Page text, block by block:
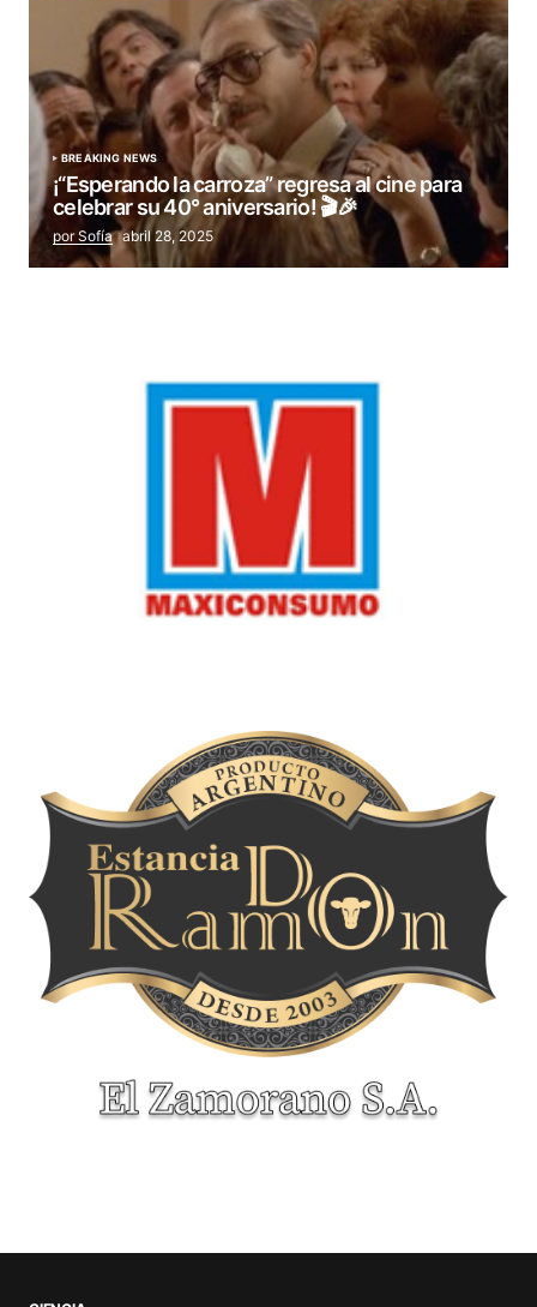
BREAKING NEWS
¡“Esperando la carroza” regresa al cine para
celebrar su 40° aniversario! 🎬🎉
por Sofía abril 28, 2025